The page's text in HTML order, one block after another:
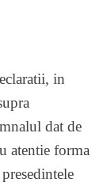
in
dat de
atentie forma